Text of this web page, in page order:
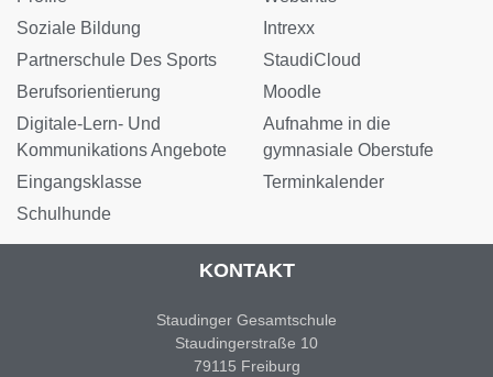
Soziale Bildung
Partnerschule Des Sports
Berufsorientierung
Digitale-Lern- Und
Kommunikations Angebote
Eingangsklasse
Schulhunde
Intrexx
StaudiCloud
Moodle
Aufnahme in die
gymnasiale Oberstufe
Terminkalender
KONTAKT
Staudinger Gesamtschule
Staudingerstraße 10
79115 Freiburg